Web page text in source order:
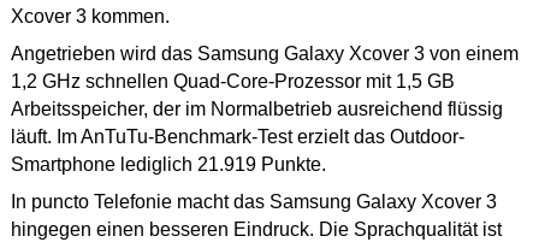
Xcover 3 kommen.
Angetrieben wird das Samsung Galaxy Xcover 3 von einem
1,2 GHz schnellen Quad-Core-Prozessor mit 1,5 GB
Arbeitsspeicher, der im Normalbetrieb ausreichend flüssig
läuft. Im AnTuTu-Benchmark-Test erzielt das Outdoor-
Smartphone lediglich 21.919 Punkte.
In puncto Telefonie macht das Samsung Galaxy Xcover 3
hingegen einen besseren Eindruck. Die Sprachqualität ist